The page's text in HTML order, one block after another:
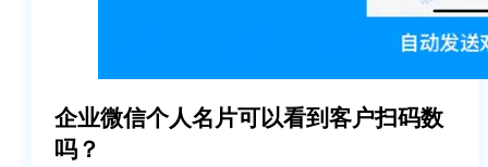
企业微信个人名片可以看到客户扫码数
吗？